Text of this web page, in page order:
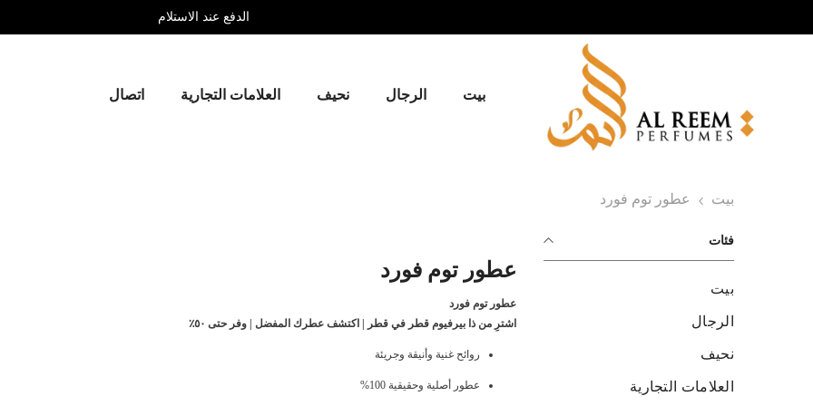
توصيل مجاني للطلبات فوق 199 ريال قطري
بيت الرجال نحيف العلامات التجارية اتصال
بيت عطور توم فورد
فئات
بيت
الرجال
نحيف
العلامات التجارية
عطور توم فورد
عطور توم فورد
اشترِ من ذا بيرفيوم قطر في قطر | اكتشف عطرك المفضل | وفر حتى ٥٠٪
روائح غنية وأنيقة وجريئة
عطور أصلية وحقيقية 100%